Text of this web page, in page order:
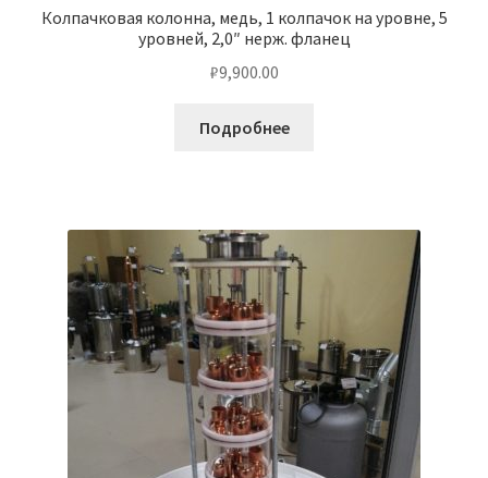
Колпачковая колонна, медь, 1 колпачок на уровне, 5
уровней, 2,0″ нерж. фланец
₽9,900.00
Подробнее